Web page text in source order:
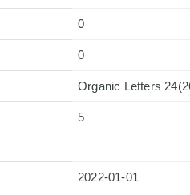
0
0
Organic Letters
5
2022-01-01